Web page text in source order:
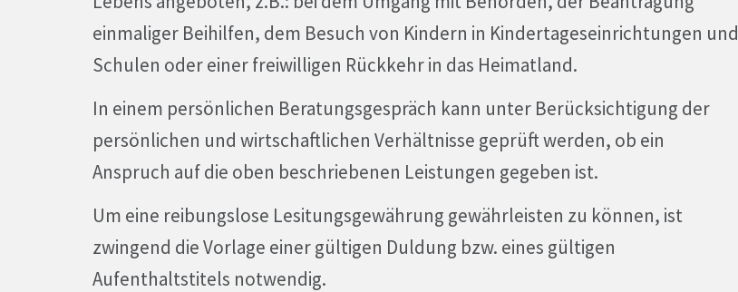
einmaliger Beihilfen, dem Besuch von Kindern in Kindertageseinrichtungen und
Schulen oder einer freiwilligen Rückkehr in das Heimatland.
In einem persönlichen Beratungsgespräch kann unter Berücksichtigung der
persönlichen und wirtschaftlichen Verhältnisse geprüft werden, ob ein
Anspruch auf die oben beschriebenen Leistungen gegeben ist.
Um eine reibungslose Lesitungsgewährung gewährleisten zu können, ist
zwingend die Vorlage einer gültigen Duldung bzw. eines gültigen
Aufenthaltstitels notwendig.